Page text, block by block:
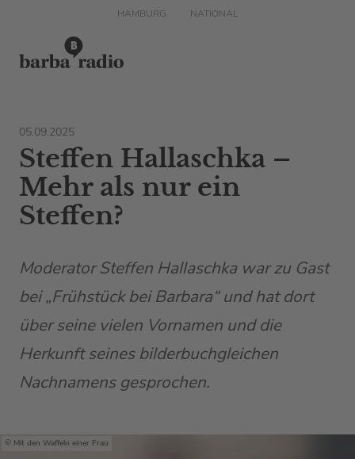
HAMBURG NATIONAL
05.09.2025
Steffen Hallaschka –
Mehr als nur ein
Steffen?
Moderator Steffen Hallaschka war zu Gast
bei „Frühstück bei Barbara“ und hat dort
über seine vielen Vornamen und die
Herkunft seines bilderbuchgleichen
Nachnamens gesprochen.
Mit den Waffeln einer Frau